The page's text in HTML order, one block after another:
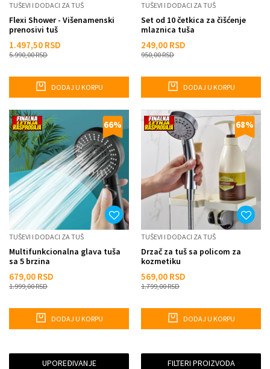
TUŠEVI I DODACI ZA TUŠ
Flexi Shower - Višenamenski
prenosivi tuš
1.497,50 RSD
5.990,00RSD
DODAJ U KORPU
TUŠEVI I DODACI ZA TUŠ
Set od 10 četkica za čišćenje
mlaznica tuša
249,00 RSD
950,00RSD
DODAJ U KORPU
66%
TUŠEVI I DODACI ZA TUŠ
Multifunkcionalna glava tuša
sa 5 brzina
679,00 RSD
1.999,00RSD
DODAJ U KORPU
68%
TUŠEVI I DODACI ZA TUŠ
Drzač za tuš sa policom za
kozmetiku
569,00 RSD
1.799,00RSD
DODAJ U KORPU
UPOREĐIVANJE FILTERI PROIZVODA